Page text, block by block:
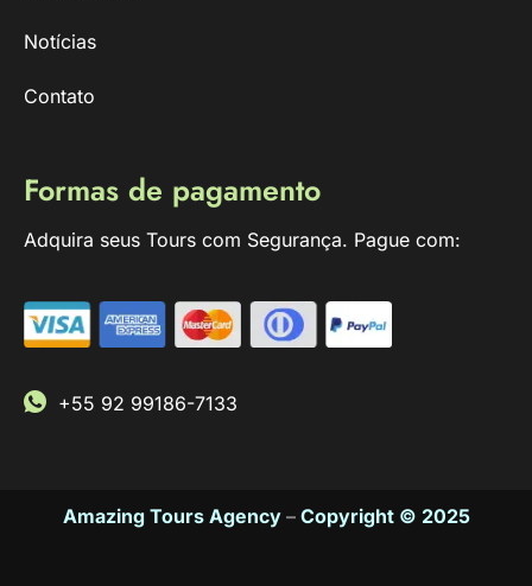
Notícias
Contato
Formas de pagamento
Adquira seus Tours com Segurança. Pague com:
+55 92 99186-7133
Amazing Tours Agency– Copyright © 2025